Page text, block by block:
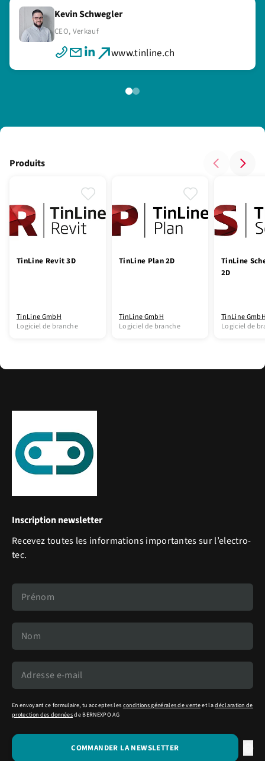
Kevin Schwegler
CEO, Verkauf
www.tinline.ch
www.tinline.ch
TinLine Revit 3D
TinLine GmbH
Logiciel de branche
TinLine Plan 2D
TinLine GmbH
Logiciel de branche
TinLine
2D
TinLine
Logiciel de
Produits
Inscription newsletter
Recevez toutes les informations importantes sur l’electro-
tec.
En envoyant ce formulaire, tu acceptes les conditions générales de venteet ladéclaration de
protection des donnéesde BERNEXPO AG